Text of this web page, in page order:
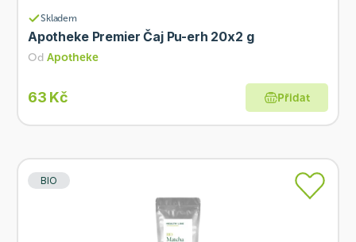
Skladem
Apotheke Premier Čaj Pu-erh 20x2 g
Od Apotheke
63 Kč Přidat
BIO